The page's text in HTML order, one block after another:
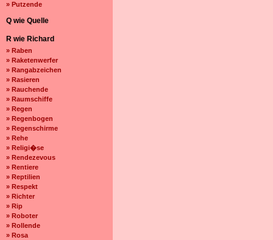
» Putzende
Q wie Quelle
R wie Richard
» Raben
» Raketenwerfer
» Rangabzeichen
» Rasieren
» Rauchende
» Raumschiffe
» Regen
» Regenbogen
» Regenschirme
» Rehe
» Religi�se
» Rendezevous
» Rentiere
» Reptilien
» Respekt
» Richter
» Rip
» Roboter
» Rollende
» Rosa